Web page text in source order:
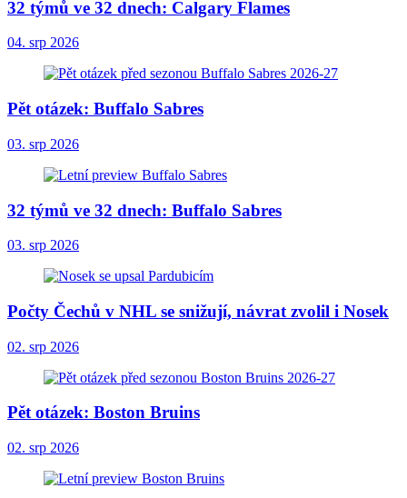
32 týmů ve 32 dnech: Calgary Flames
04. srp 2026
Pět otázek: Buffalo Sabres
03. srp 2026
32 týmů ve 32 dnech: Buffalo Sabres
03. srp 2026
Počty Čechů v NHL se snižují, návrat zvolil i Nosek
02. srp 2026
Pět otázek: Boston Bruins
02. srp 2026